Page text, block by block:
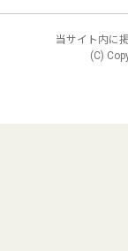
当サイト内に
(C)